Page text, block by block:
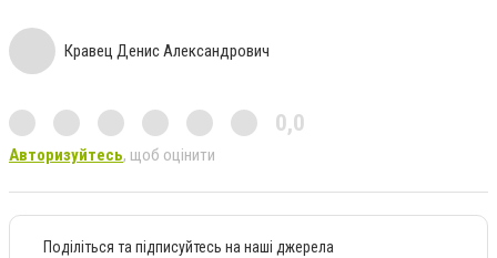
Кравец Денис Александрович
0,0
Авторизуйтесь, щоб оцінити
Поділіться та підписуйтесь на наші джерела